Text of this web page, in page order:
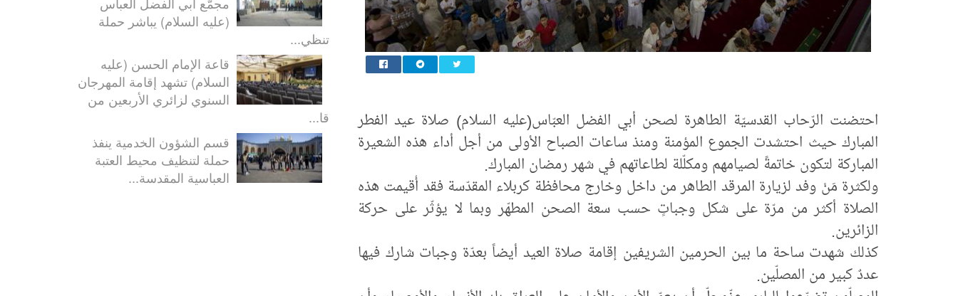
احتضنت الرّحاب القدسيّة الطاهرة لصحن أبي الفضل العبّاس(عليه السلام) صلاة عيد الفطر
المبارك حيث احتشدت الجموع المؤمنة ومنذ ساعات الصباح الأولى من أجل أداء هذه الشعيرة
المباركة لتكون خاتمةً لصيامهم ومكلّلة لطاعاتهم في شهر رمضان المبارك.
ولكثرة مَنْ وفد لزيارة المرقد الطاهر من داخل وخارج محافظة كربلاء المقدّسة فقد أُقيمت هذه
الصلاة أكثر من مرّة على شكل وجباتٍ حسب سعة الصحن المطهّر وبما لا يؤثّر على حركة
الزائرين.
كذلك شهدت ساحة ما بين الحرمين الشريفين إقامة صلاة العيد أيضاً بعدّة وجبات شارك فيها
عددٌ كبير من المصلّين.
(عليه السلام) يباشر حملة
تنظي...
قاعة الإمام الحسن (عليه
السلام) تشهد إقامة المهرجان
السنوي لزائري الأربعين من
قا...
قسم الشؤون الخدمية ينفذ
حملة لتنظيف محيط العتبة
العباسية المقدسة...